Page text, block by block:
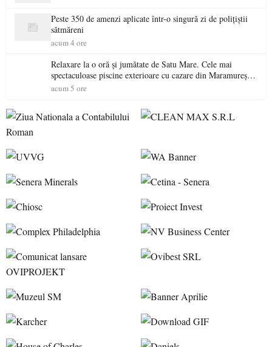
Peste 350 de amenzi aplicate într-o singură zi de polițiștii
sătmăreni
acum 4 ore
Relaxare la o oră și jumătate de Satu Mare. Cele mai
spectaculoase piscine exterioare cu cazare din Maramureș,
ideale pentru o escapadă de vară
acum 5 ore